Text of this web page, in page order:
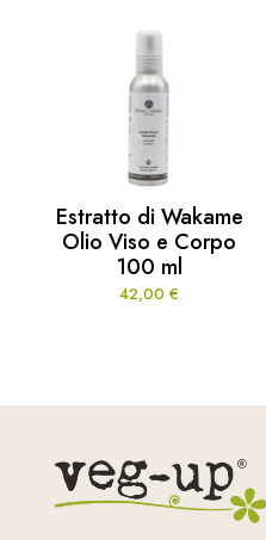
Estratto di Wakame
Olio Viso e Corpo
100 ml
42,00 €